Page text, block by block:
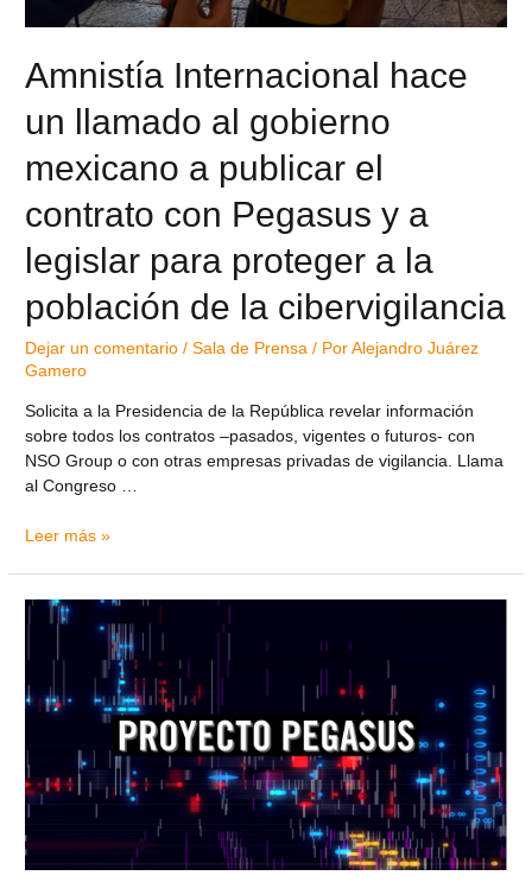
Amnistía Internacional hace
un llamado al gobierno
mexicano a publicar el
contrato con Pegasus y a
legislar para proteger a la
población de la cibervigilancia
Dejar un comentario /Sala de Prensa / PorAlejandro Juárez
Gamero
Solicita a la Presidencia de la República revelar información
sobre todos los contratos –pasados, vigentes o futuros- con
NSO Group o con otras empresas privadas de vigilancia. Llama
al Congreso …
Leer más »